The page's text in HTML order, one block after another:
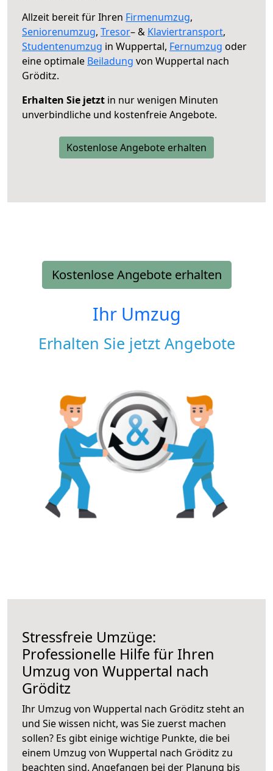
Allzeit bereit für Ihren Firmenumzug,
Seniorenumzug, Tresor– & Klaviertransport,
Studentenumzug in Wuppertal, Fernumzug oder
eine optimale Beiladung von Wuppertal nach
Gröditz.
Erhalten Sie jetzt in nur wenigen Minuten
unverbindliche und kostenfreie Angebote.
Kostenlose Angebote erhalten
Kostenlose Angebote erhalten
Ihr Umzug
Erhalten Sie jetzt Angebote
Stressfreie Umzüge:
Professionelle Hilfe für Ihren
Umzug von Wuppertal nach
Gröditz
Ihr Umzug von Wuppertal nach Gröditz steht an
und Sie wissen nicht, was Sie zuerst machen
sollen? Es gibt einige wichtige Punkte, die bei
einem Umzug von Wuppertal nach Gröditz zu
beachten sind. Angefangen bei der Planung bis